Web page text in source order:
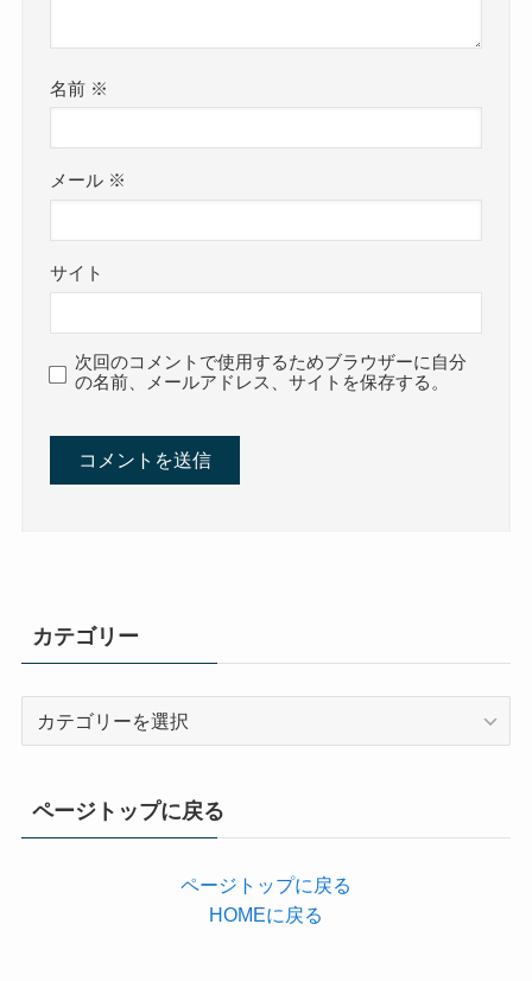
名前 ※
メール ※
サイト
次回のコメントで使用するためブラウザーに自分
の名前、メールアドレス、サイトを保存する。
カテゴリー
ページトップに戻る
ページトップに戻る
HOMEに戻る